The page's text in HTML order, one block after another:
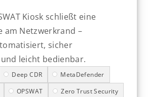
Kiosk schließt eine
am Netzwerkrand –
sicher
leicht bedienbar.
Deep CDR
MetaDefender
OPSWAT Zero Trust Security